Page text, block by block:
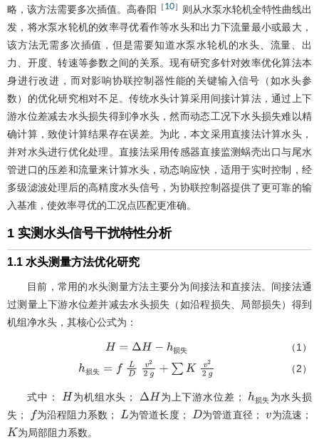
略，该方法需要多次插值。高春阳 ［10］ 则从水泵水轮机全特性曲线出
发，将水泵水轮机的效率寻优看作等水头和出力下流量最小或最大，
该方法无需多次插值，但是需要知道水泵水轮机的水头、流量、出
力、开度、转速等参数之间的关系。现有研究多针对效率优化算法本
身进行改进，而对影响协联控制器性能的关键输入信号（如水头参
数）的优化研究相对不足。传统水头计算采用间接计算法，通过上下
游水位差减去水头损失得到净水头，然而动态工况下水头损失难以精
确计算，致使计算结果存在误差。为此，本文采用直接法计算水头，
并对水头进行优化处理。直接法采用传感器直接监测蜗壳出口与尾水
管进口的压差和流量来计算水头，动态响应快，适用于实时控制，经
多级滤波处理后的高精度水头信号，为协联控制器提供了更可靠的输
入基准，使效率寻优的工况点匹配更准确。
1 实测水头信号干扰特性分析
1.1 水头测量方法优化研究
目前，常用的水头测量方法主要分为间接法和直接法。间接法通
过测量上下游水位差并减去水头损失（如沿程损失、局部损失）得到
机组净水头，其核心公式为：
损失
H=ΔH h损失 （1）
损失 h损失
L D g +∑ K v2
（2）
式中： H
为机组水头； ΔH
为上下游水位差； 损失h
损失
为水头损
失；
f
为沿程阻力系数； L
为管道长度； D
为管道直径； v
为流速；
K
为局部阻力系数。